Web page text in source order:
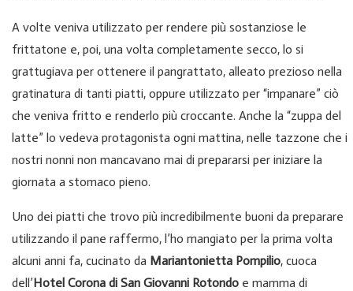
A volte veniva utilizzato per rendere più sostanziose le
frittatone e, poi, una volta completamente secco, lo si
grattugiava per ottenere il pangrattato, alleato prezioso nella
gratinatura di tanti piatti, oppure utilizzato per “impanare” ciò
che veniva fritto e renderlo più croccante. Anche la “zuppa del
latte” lo vedeva protagonista ogni mattina, nelle tazzone che i
nostri nonni non mancavano mai di prepararsi per iniziare la
giornata a stomaco pieno.
Uno dei piatti che trovo più incredibilmente buoni da preparare
utilizzando il pane raffermo, l’ho mangiato per la prima volta
alcuni anni fa, cucinato da Mariantonietta Pompilio, cuoca
dell’Hotel Corona di San Giovanni Rotondo e mamma di